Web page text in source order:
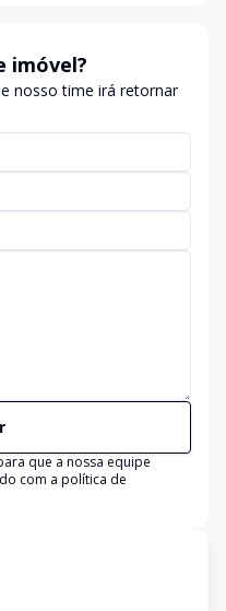
imóvel?
nosso time irá retornar
que a nossa equipe
com a política de